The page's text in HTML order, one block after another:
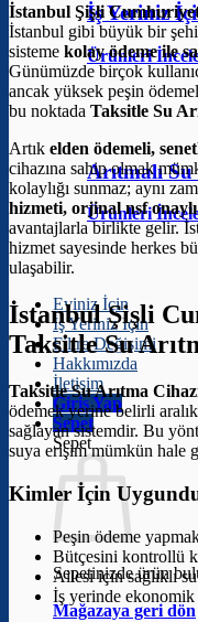
İş Yeriniz
Ürünleri
Arıtmalı
Ürünleri
Eviniz İçin
İş Yeriniz İçin
Filtre Değişimi
Hakkımızda
İletişim
Giriş Yap
Sepet
Sepet
Sepetinizde ürün
Mağazaya geri dön
İstanbul Şişli
İstanbul gibi büyük bir
sisteme kolay ödeme ile
Günümüzde birçok
ancak yüksek peşin
bu noktada Taksitle Su
Artık elden ödemeli,
cihazına sahip olmak
kolaylığı sunmaz; aynı
hizmeti, orjinal nsf
avantajlarla birlikte gelir.
hizmet sayesinde herkes
ulaşabilir.
İstanbul Şişli
Taksitle Su
Taksitle Su Arıtma
ödemek yerine belirli
sağlayan sistemdir. Bu
suya erişim mümkün hale
Kimler İçin
Peşin ödeme
Bütçesini kontrollü
Ailesi için sağlıklı
İş yerinde